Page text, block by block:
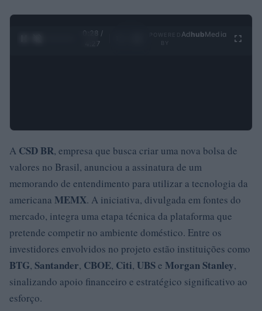
0:29 /
4:27
Ad hubMedia
A CSD BR, empresa que busca criar uma nova bolsa de
valores no Brasil, anunciou a assinatura de um
memorando de entendimento para utilizar a tecnologia da
americana MEMX. A iniciativa, divulgada em fontes do
mercado, integra uma etapa técnica da plataforma que
pretende competir no ambiente doméstico. Entre os
investidores envolvidos no projeto estão instituições como
BTG, Santander, CBOE, Citi, UBSe Morgan Stanley,
sinalizando apoio financeiro e estratégico significativo ao
esforço.